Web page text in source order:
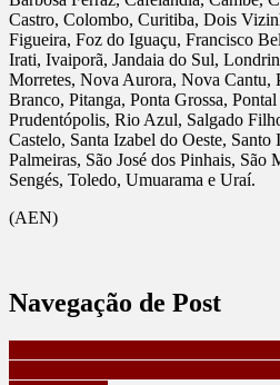
Castro, Colombo, Curitiba, Dois
Figueira, Foz do Iguaçu, Francisco
Irati, Ivaiporã, Jandaia do Sul,
Morretes, Nova Aurora, Nova Cantu,
Branco, Pitanga, Ponta Grossa,
Prudentópolis, Rio Azul, Salgado
Castelo, Santa Izabel do Oeste, Santo
Palmeiras, São José dos Pinhais, São
Sengés, Toledo, Umuarama e Uraí.
(AEN)
Navegação de Post